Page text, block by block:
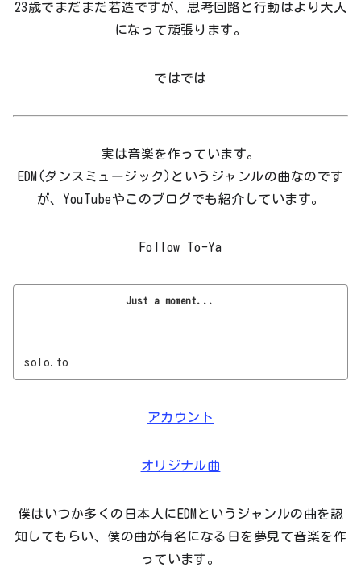
23歳でまだまだ若造ですが、思考回路と行動はより大人
になって頑張ります。
ではでは
実は音楽を作っています。
EDM(ダンスミュージック)というジャンルの曲なのです
が、YouTubeやこのブログでも紹介しています。
Follow To-Ya
Just a moment...
solo.to
アカウント
オリジナル曲
僕はいつか多くの日本人にEDMというジャンルの曲を認
知してもらい、僕の曲が有名になる日を夢見て音楽を作
っています。